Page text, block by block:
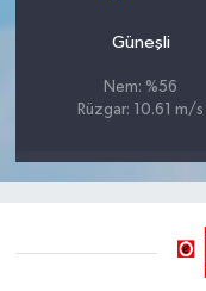
Güneşli
Nem: %56
Rüzgar: 10.61 m/s